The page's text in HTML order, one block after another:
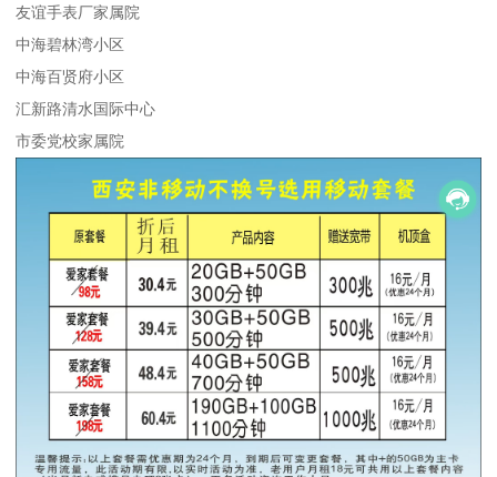
友谊手表厂家属院
中海碧林湾小区
中海百贤府小区
汇新路清水国际中心
市委党校家属院